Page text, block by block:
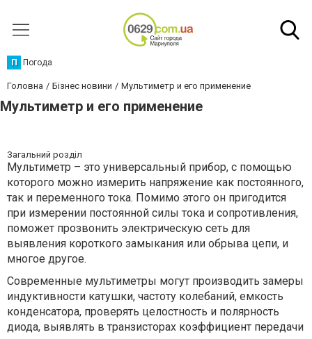
П Погода
Головна Бізнес новини Мультиметр и его применение
Мультиметр и его применение
Загальний розділ
Мультиметр – это универсальный прибор, с помощью
которого можно измерить напряжение как постоянного,
так и переменного тока. Помимо этого он пригодится
при измерении постоянной силы тока и сопротивления,
поможет прозвонить электрическую сеть для
выявления короткого замыкания или обрыва цепи, и
многое другое.
Современные мультиметры могут производить замеры
индуктивности катушки, частоту колебаний, емкость
конденсатора, проверять целостность и полярность
диода, выявлять в транзисторах коэффициент передачи